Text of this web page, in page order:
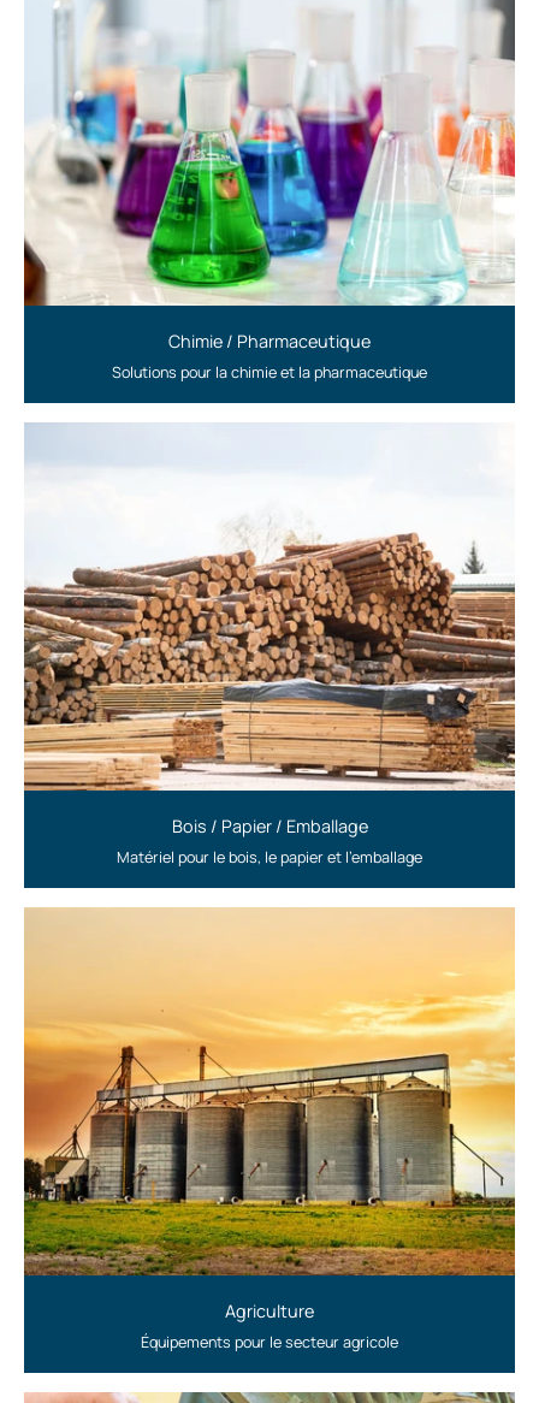
Chimie / Pharmaceutique
Solutions pour la chimie et la pharmaceutique
Bois / Papier / Emballage
Matériel pour le bois, le papier et l'emballage
Agriculture
Équipements pour le secteur agricole